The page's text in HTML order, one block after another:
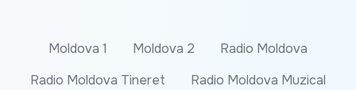
Moldova 1 Moldova 2
Radio Moldova
Radio Moldova Tineret
Radio Moldova Muzical